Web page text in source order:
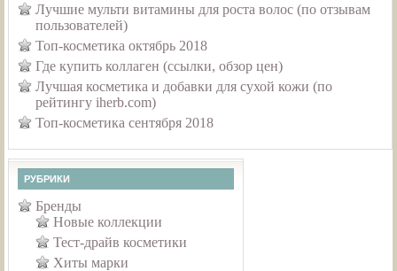
Лучшие мульти витамины для роста волос (по отзывам
пользователей)
Топ-косметика октябрь 2018
Где купить коллаген (ссылки, обзор цен)
Лучшая косметика и добавки для сухой кожи (по
рейтингу iherb.com)
Топ-косметика сентября 2018
РУБРИКИ
Бренды
Новые коллекции
Тест-драйв косметики
Хиты марки